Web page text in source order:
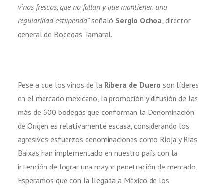
vinos frescos, que no fallan y que mantienen una
regularidad estupenda”señaló Sergio Ochoa , director
general de Bodegas Tamaral.
Pese a que los vinos de la Ribera de Duero son líderes
en el mercado mexicano, la promoción y difusión de las
más de 600 bodegas que conforman la Denominación
de Origen es relativamente escasa, considerando los
agresivos esfuerzos denominaciones como Rioja y Rias
Baixas han implementado en nuestro país con la
intención de lograr una mayor penetración de mercado.
Esperamos que con la llegada a México de los